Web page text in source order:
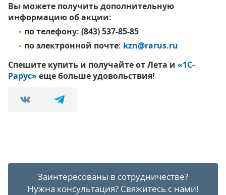
Вы можете получить дополнительную
информацию об акции:
по телефону: (843) 537-85-85
по электронной почте: kzn@rarus.ru
Спешите купить и получайте от Лета и «1С-
Рарус» еще больше удовольствия!
Заинтересованы в сотрудничестве?
Нужна консультация? Свяжитесь с нами!